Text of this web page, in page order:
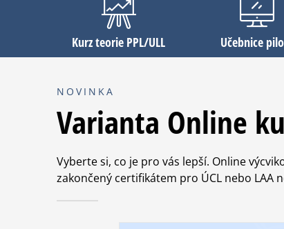
Kurz teorie PPL/ULL Učebnice
NOVINKA
Varianta Online
Vyberte si, co je pro vás lepší. Online
zakončený certifikátem pro ÚCL nebo LAA